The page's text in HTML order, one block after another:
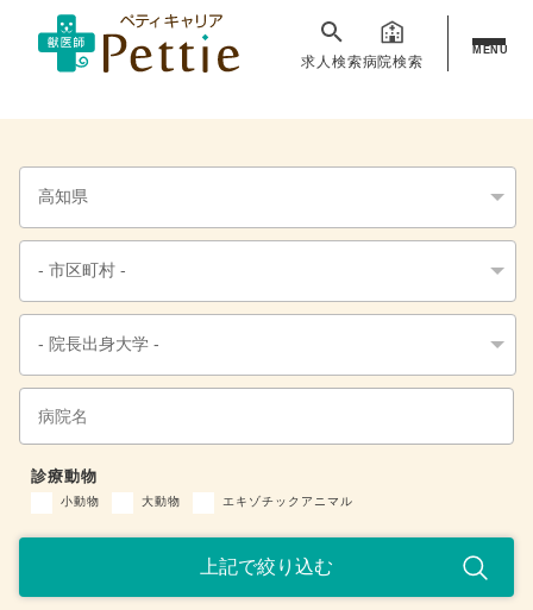
求人検索病院検索
MENU
診療動物
小動物 大動物 エキゾチックアニマル